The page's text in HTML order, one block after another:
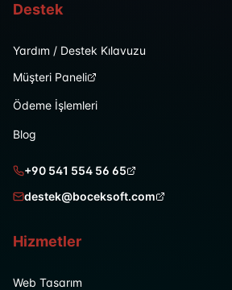
Destek
Yardım / Destek Kılavuzu
Müşteri Paneli
Ödeme İşlemleri
Blog
+90 541 554 56 65
destek@boceksoft.com
Hizmetler
Web Tasarım